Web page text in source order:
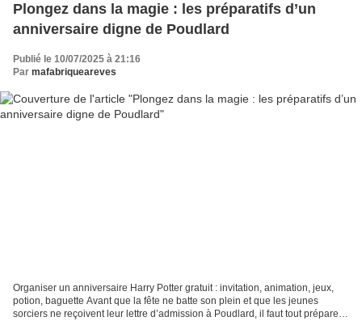
Plongez dans la magie : les préparatifs d’un
anniversaire digne de Poudlard
Publié le 10/07/2025 à 21:16
Par mafabriqueareves
Organiser un anniversaire Harry Potter gratuit : invitation, animation, jeux,
potion, baguette Avant que la fête ne batte son plein et que les jeunes
sorciers ne reçoivent leur lettre d’admission à Poudlard, il faut tout préparer